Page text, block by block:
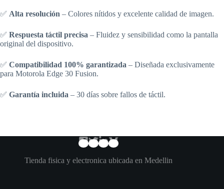
✅ Alta resolución – Colores nítidos y excelente calidad de imagen.
✅ Respuesta táctil precisa – Fluidez y sensibilidad como la pantalla
original del dispositivo.
✅ Compatibilidad 100% garantizada – Diseñada exclusivamente
para Motorola Edge 30 Fusion.
✅ Garantía incluida – 30 días sobre fallos de táctil.
Tienda fisica y electronica ubicada en Medellin